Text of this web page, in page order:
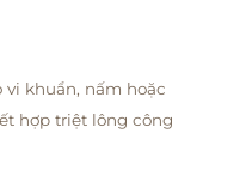
khuẩn, nấm hoặc
hợp triệt lông công